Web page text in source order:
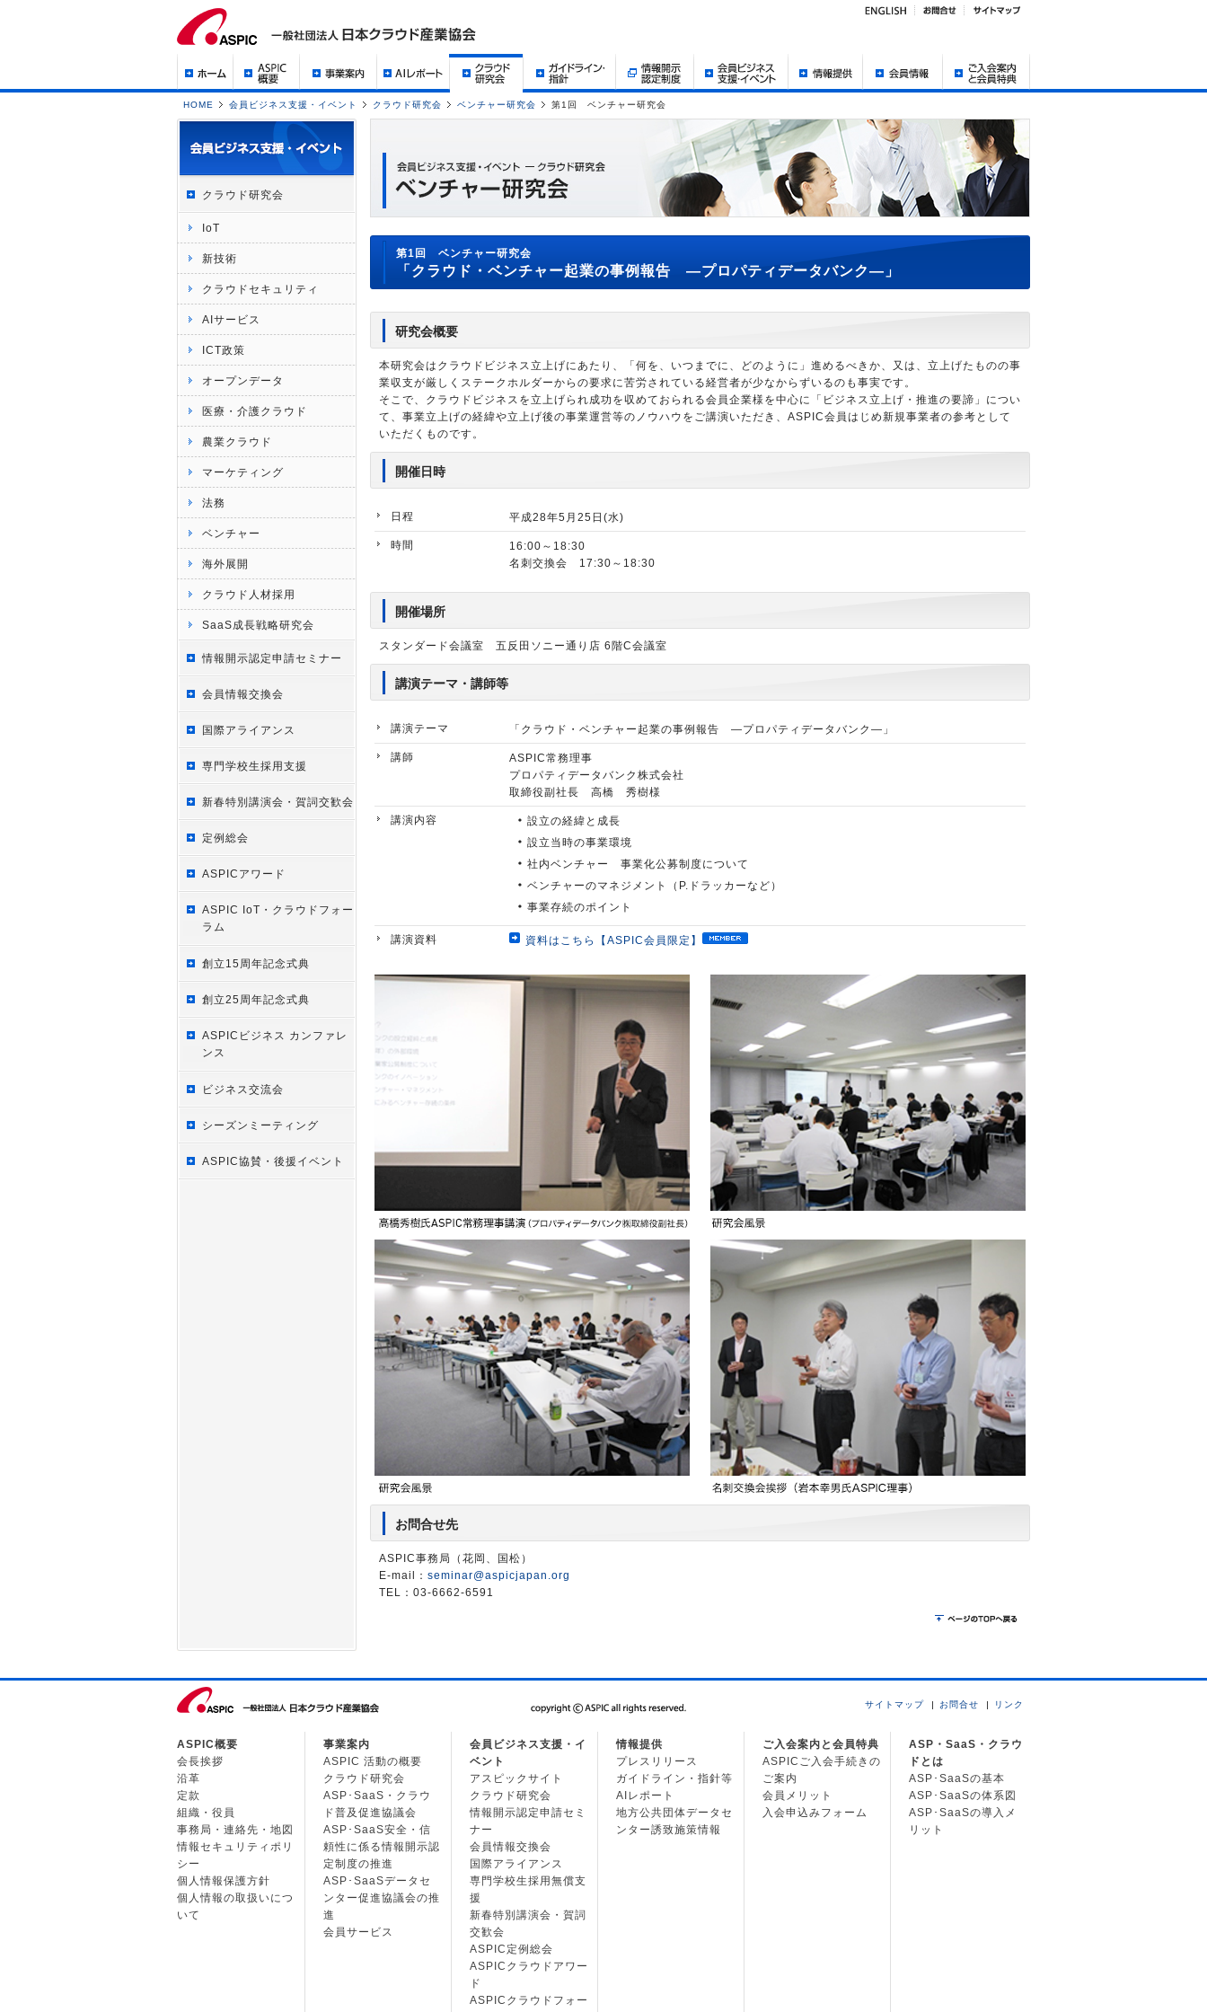
HOME 会員ビジネス支援・イベント クラウド研究会 ベンチャー研究会 第1回 ベンチャー研究会
クラウド研究会
IoT
新技術
クラウドセキュリティ
AIサービス
ICT政策
オープンデータ
医療・介護クラウド
農業クラウド
マーケティング
法務
ベンチャー
海外展開
クラウド人材採用
SaaS成長戦略研究会
情報開示認定申請セミナー
会員情報交換会
国際アライアンス
専門学校生採用支援
新春特別講演会・賀詞交歓会
定例総会
ASPICアワード
ASPIC IoT・クラウドフォー
ラム
創立15周年記念式典
創立25周年記念式典
ASPICビジネス カンファレ
ンス
ビジネス交流会
シーズンミーティング
ASPIC協賛・後援イベント
第1回 ベンチャー研究会
「クラウド・ベンチャー起業の事例報告 ―プロパティデータバンク―」
研究会概要
本研究会はクラウドビジネス立上げにあたり、「何を、いつまでに、どのように」進めるべきか、又は、立上げたものの事
業収支が厳しくステークホルダーからの要求に苦労されている経営者が少なからずいるのも事実です。
そこで、クラウドビジネスを立上げられ成功を収めておられる会員企業様を中心に「ビジネス立上げ・推進の要諦」につい
て、事業立上げの経緯や立上げ後の事業運営等のノウハウをご講演いただき、ASPIC会員はじめ新規事業者の参考として
いただくものです。
開催日時
日程 平成28年5月25日(水)
時間
16:00～18:30
名刺交換会 17:30～18:30
開催場所
スタンダード会議室 五反田ソニー通り店 6階C会議室
講演テーマ・講師等
講演テーマ 「クラウド・ベンチャー起業の事例報告 ―プロパティデータバンク―」
講師
ASPIC常務理事
プロパティデータバンク株式会社
取締役副社長 高橋 秀樹様
講演内容
設立の経緯と成長
設立当時の事業環境
社内ベンチャー 事業化公募制度について
ベンチャーのマネジメント（P.ドラッカーなど）
事業存続のポイント
講演資料 資料はこちら【ASPIC会員限定】
お問合せ先
ASPIC事務局（花岡、国松）
E-mail： seminar@aspicjapan.org
TEL：03-6662-6591
サイトマップ お問合せ リンク
ASPIC概要
会長挨拶
沿革
定款
組織・役員
事務局・連絡先・地図
情報セキュリティポリ
シー
個人情報保護方針
個人情報の取扱いにつ
いて
事業案内
ASPIC 活動の概要
クラウド研究会
ASP･SaaS・クラウ
ド普及促進協議会
ASP･SaaS安全・信
頼性に係る情報開示認
定制度の推進
ASP･SaaSデータセ
ンター促進協議会の推
進
会員サービス
会員ビジネス支援・イ
ベント
アスピックサイト
クラウド研究会
情報開示認定申請セミ
ナー
会員情報交換会
国際アライアンス
専門学校生採用無償支
援
新春特別講演会・賀詞
交歓会
ASPIC定例総会
ASPICクラウドアワー
ド
ASPICクラウドフォー
情報提供
プレスリリース
ガイドライン・指針等
AIレポート
地方公共団体データセ
ンター誘致施策情報
ご入会案内と会員特典
ASPICご入会手続きの
ご案内
会員メリット
入会申込みフォーム
ASP・SaaS・クラウ
ドとは
ASP･SaaSの基本
ASP･SaaSの体系図
ASP･SaaSの導入メ
リット